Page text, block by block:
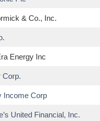
& Co., Inc.
Energy Inc
Corp.
Income Corp
United Financial, Inc.